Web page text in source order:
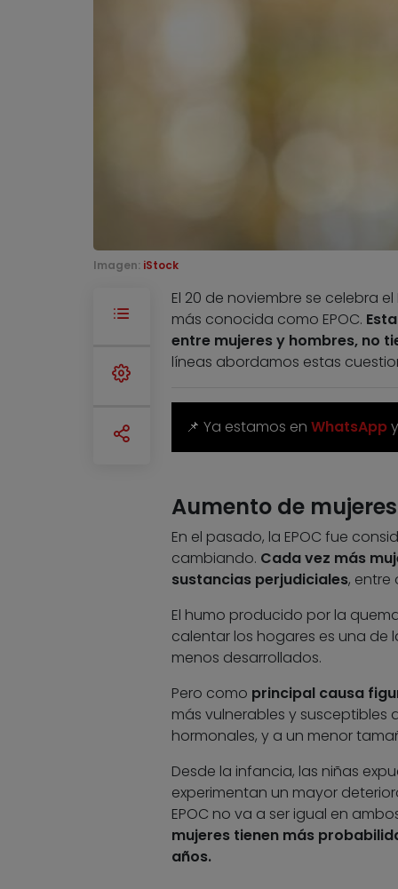
Imagen: iStock
El 20 de noviembre se celebra
más conocida como EPOC.
entre mujeres y hombres, no
líneas abordamos estas
📌 Ya estamos en WhatsAppy
Aumento de mujeres
En el pasado, la EPOC fue
cambiando. Cada vez más
sustancias perjudiciales, entre
El humo producido por la
calentar los hogares es una de
menos desarrollados.
Pero como principal causa
más vulnerables y
hormonales, y a un menor
Desde la infancia, las niñas
experimentan un mayor
EPOC no va a ser igual en
mujeres tienen más
años.